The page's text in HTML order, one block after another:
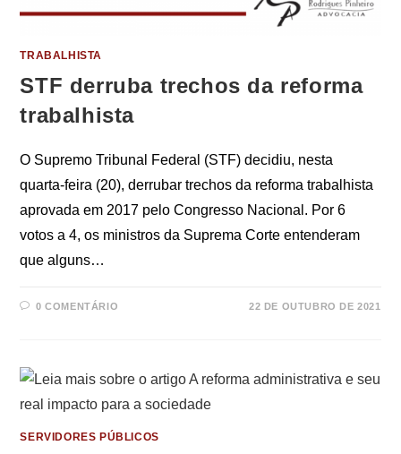
TRABALHISTA
STF derruba trechos da reforma
trabalhista
O Supremo Tribunal Federal (STF) decidiu, nesta
quarta-feira (20), derrubar trechos da reforma trabalhista
aprovada em 2017 pelo Congresso Nacional. Por 6
votos a 4, os ministros da Suprema Corte entenderam
que alguns…
0 COMENTÁRIO 22 DE OUTUBRO DE 2021
SERVIDORES PÚBLICOS